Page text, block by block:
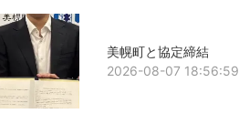
美幌町と協定締結
2026-08-07 18:56:59